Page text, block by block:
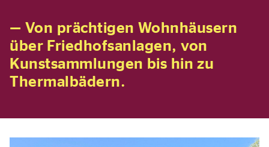
— Von prächtigen Wohnhäusern
über Friedhofsanlagen, von
Kunstsammlungen bis hin zu
Thermalbädern.